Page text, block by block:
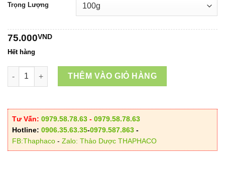
75.000VND
đến
Trọng Lượng
75.000VND
Hết hàng
Hoa Mẫu Đơn Sấy Khô số lượng
THÊM VÀO GIỎ HÀNG
Tư Vấn: 0979.58.78.63 - 0979.58.78.63
Hotline: 0906.35.63.35-0979.587.863 -
FB:Thaphaco - Zalo: Thảo Dược THAPHACO